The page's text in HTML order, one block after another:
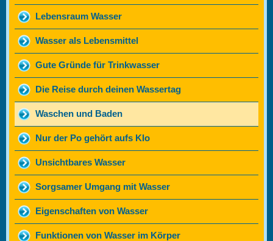
Lebensraum Wasser
Wasser als Lebensmittel
Gute Gründe für Trinkwasser
Die Reise durch deinen Wassertag
Waschen und Baden
Nur der Po gehört aufs Klo
Unsichtbares Wasser
Sorgsamer Umgang mit Wasser
Eigenschaften von Wasser
Funktionen von Wasser im Körper